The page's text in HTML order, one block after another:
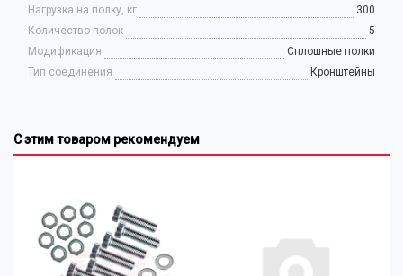
Нагрузка на полку, кг
300
Количество полок
5
Модификация
Сплошные полки
Тип соединения
Кронштейны
С этим товаром рекомендуем